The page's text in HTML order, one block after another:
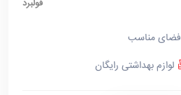
فولبرد
فضای مناسب
لوازم بهداشتی رایگان